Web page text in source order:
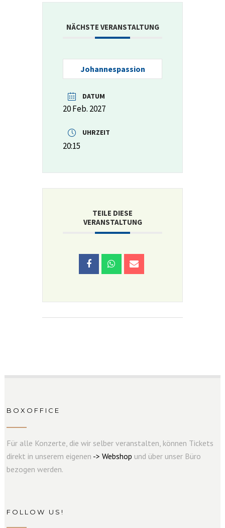
NÄCHSTE VERANSTALTUNG
Johannespassion
DATUM
20 Feb. 2027
UHRZEIT
20:15
TEILE DIESE
VERANSTALTUNG
BOXOFFICE
Für alle Konzerte, die wir selber veranstalten, können Tickets
direkt in unserem eigenen ->Webshop und über unser Büro
bezogen werden.
FOLLOW US!